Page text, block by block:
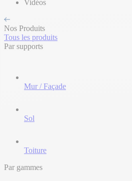
Vidéos
Nos Produits
Tous les produits
Par supports
Mur / Façade
Sol
Toiture
Par gammes